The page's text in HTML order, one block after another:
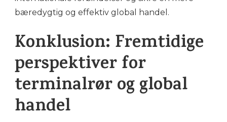
bæredygtig og effektiv global handel.
Konklusion: Fremtidige
perspektiver for
terminalrør og global
handel